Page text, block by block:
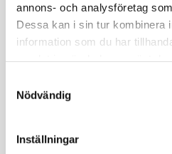
annons- och analysföretag
Dessa kan i sin tur kombinera
information som du har
Nödvändig
Inställningar
hygienisk eftersom den mäter utan
hudkontakt. Termometern kan
av ytförmål som t.ex nappflaska
Läs mer
Varumärke